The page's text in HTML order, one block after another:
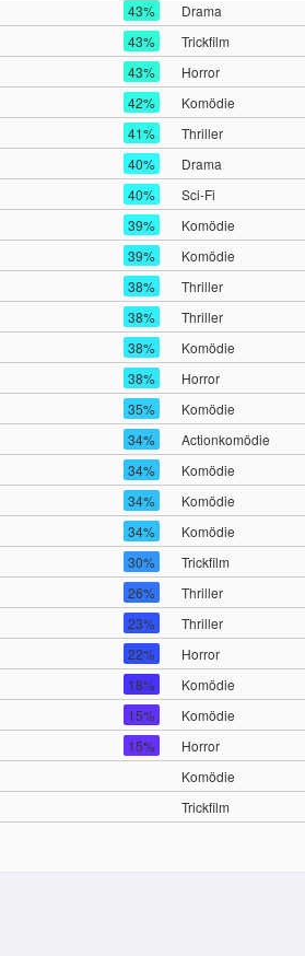
43% Drama
43% Trickfilm
43% Horror
42% Komödie
41% Thriller
40% Drama
40% Sci-Fi
39% Komödie
39% Komödie
38% Thriller
38% Thriller
38% Komödie
38% Horror
35% Komödie
34% Actionkomödie
34% Komödie
34% Komödie
34% Komödie
30% Trickfilm
26% Thriller
23% Thriller
22% Horror
18% Komödie
15% Komödie
15% Horror
Komödie
Trickfilm